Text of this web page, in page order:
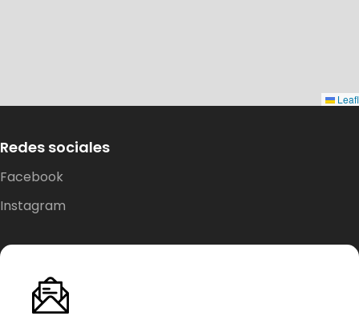
Murtas, Sector Chinquihue
Teléfono:
+569 4290 9059
Redes sociales
Facebook
Instagram